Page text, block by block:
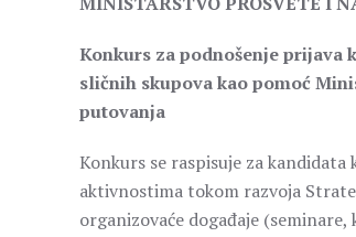
Konkurs za podnošenje
sličnih skupova kao pomoć
putovanja
Konkurs se raspisuje za
aktivnostima tokom razvoja
organizovaće događaje